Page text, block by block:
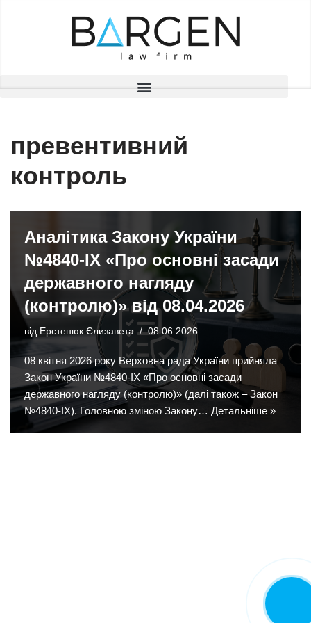
превентивний
контроль
Аналітика Закону України
№4840-IX «Про основні засади
державного нагляду
(контролю)» від 08.04.2026
від Ерстенюк Єлизавета 08.06.2026
08 квітня 2026 року Верховна рада України прийняла
Закон України №4840-IX «Про основні засади
державного нагляду (контролю)» (далі також – Закон
№4840-IX). Головною зміною Закону… Детальніше »